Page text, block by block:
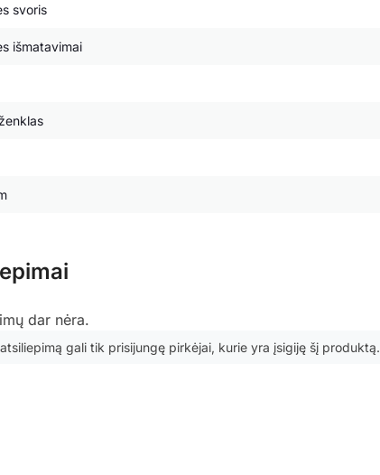
svoris
išmatavimai
dar nėra.
gali tik prisijungę pirkėjai, kurie yra įsigiję šį produktą.